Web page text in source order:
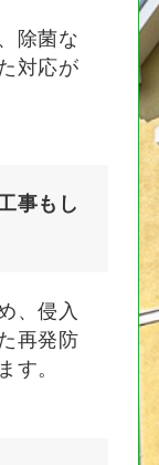
除菌な
対応が
事もし
、侵入
再発防
す。